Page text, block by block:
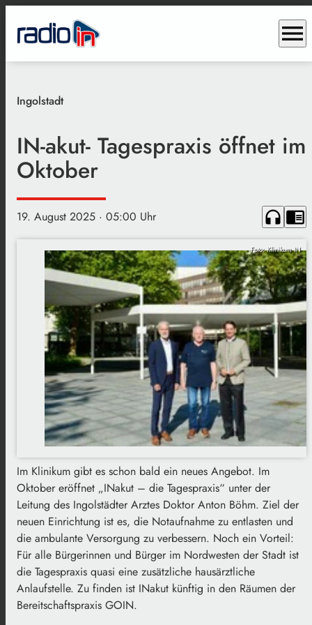
menu
Ingolstadt
IN-akut- Tagespraxis öffnet im
Oktober
19. August 2025 · 05:00 Uhr headphones chrome_reader_mode
Foto: Klinikum IN
Im Klinikum gibt es schon bald ein neues Angebot. Im
Oktober eröffnet „INakut – die Tagespraxis“ unter der
Leitung des Ingolstädter Arztes Doktor Anton Böhm. Ziel der
neuen Einrichtung ist es, die Notaufnahme zu entlasten und
die ambulante Versorgung zu verbessern. Noch ein Vorteil:
Für alle Bürgerinnen und Bürger im Nordwesten der Stadt ist
die Tagespraxis quasi eine zusätzliche hausärztliche
Anlaufstelle. Zu finden ist INakut künftig in den Räumen der
Bereitschaftspraxis GOIN.